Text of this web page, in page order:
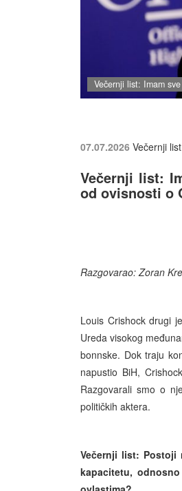
Večernji list: Imam
07.07.2026 Večernji list
Večernji list:
od ovisnosti o
Razgovarao: Zoran
Louis Crishock drugi
Ureda visokog
bonnske. Dok traju
napustio BiH,
Razgovarali smo o
političkih aktera.
Večernji list:
kapacitetu,